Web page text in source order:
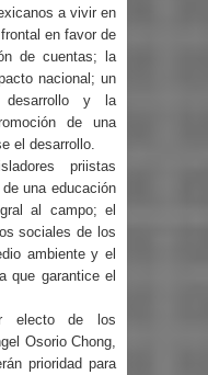
a vivir en
en favor de
de cuentas; la
nacional; un
desarrollo y la
de una
el desarrollo.
priistas
una educación
al campo; el
sociales de los
ambiente y el
que garantice el
electo de los
Osorio Chong,
prioridad para